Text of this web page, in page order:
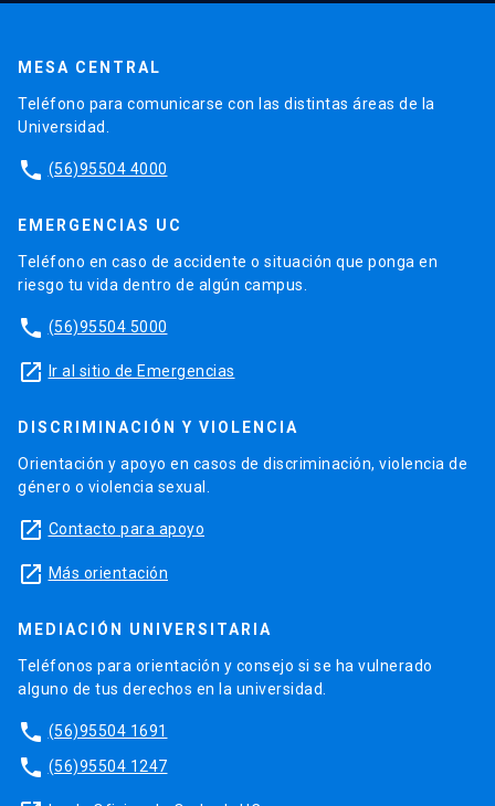
MESA CENTRAL
Teléfono para comunicarse con las distintas áreas de la
Universidad.
phone (56)95504 4000
EMERGENCIAS UC
Teléfono en caso de accidente o situación que ponga en
riesgo tu vida dentro de algún campus.
phone (56)95504 5000
launch Ir al sitio de Emergencias
DISCRIMINACIÓN Y VIOLENCIA
Orientación y apoyo en casos de discriminación, violencia de
género o violencia sexual.
launch Contacto para apoyo
launch Más orientación
MEDIACIÓN UNIVERSITARIA
Teléfonos para orientación y consejo si se ha vulnerado
alguno de tus derechos en la universidad.
phone (56)95504 1691
phone (56)95504 1247